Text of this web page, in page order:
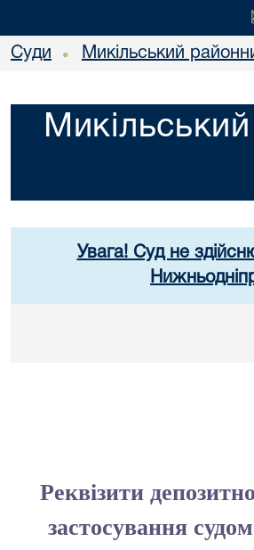
Суди • Микільський
Увага! Суд не
Реквізити
застосування